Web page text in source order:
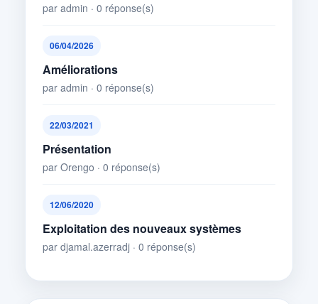
par admin · 0 réponse(s)
06/04/2026
Améliorations
par admin · 0 réponse(s)
22/03/2021
Présentation
par Orengo · 0 réponse(s)
12/06/2020
Exploitation des nouveaux systèmes
par djamal.azerradj · 0 réponse(s)